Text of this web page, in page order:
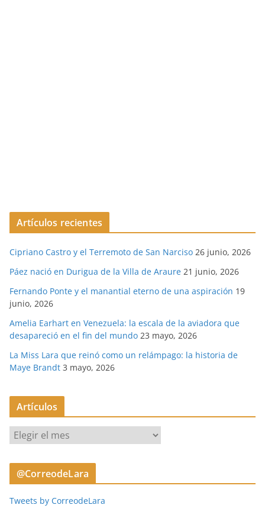
Artículos recientes
Cipriano Castro y el Terremoto de San Narciso 26 junio, 2026
Páez nació en Durigua de la Villa de Araure 21 junio, 2026
Fernando Ponte y el manantial eterno de una aspiración 19
junio, 2026
Amelia Earhart en Venezuela: la escala de la aviadora que
desapareció en el fin del mundo 23 mayo, 2026
La Miss Lara que reinó como un relámpago: la historia de
Maye Brandt 3 mayo, 2026
Artículos
t
u
@CorreodeLara
Tweets by CorreodeLara